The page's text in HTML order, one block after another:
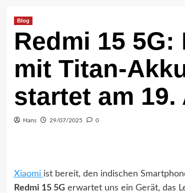
Blog
Redmi 15
mit Titan-
startet am
Hans 29/07/2025 0
Xiaomi ist bereit, den indischen
Redmi 15 5Gerwartet uns ein Gerät, das